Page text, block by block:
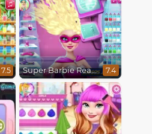
7.5 Super Barbie Real Haircuts 7.4